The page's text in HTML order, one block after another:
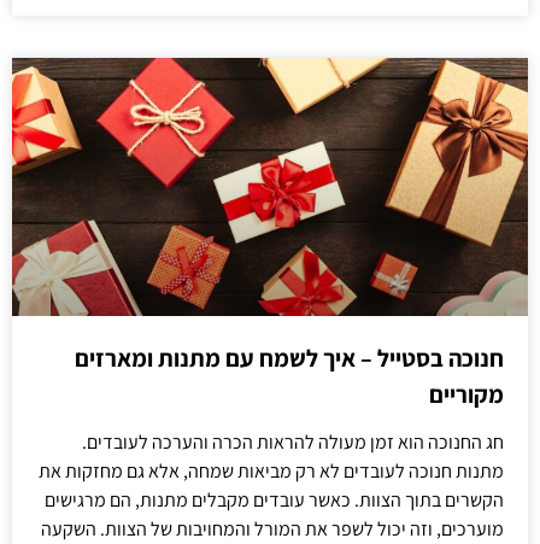
חנוכה בסטייל – איך לשמח עם מתנות ומארזים
מקוריים
חג החנוכה הוא זמן מעולה להראות הכרה והערכה לעובדים.
מתנות חנוכה לעובדים לא רק מביאות שמחה, אלא גם מחזקות את
הקשרים בתוך הצוות. כאשר עובדים מקבלים מתנות, הם מרגישים
מוערכים, וזה יכול לשפר את המורל והמחויבות של הצוות. השקעה